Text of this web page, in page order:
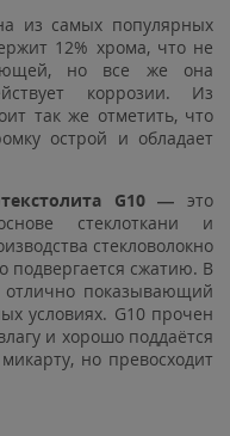
из самых популярных
12% хрома, что не
но все же она
коррозии. Из
так же отметить, что
острой и обладает
G10 — это
стеклоткани и
стекловолокно
подвергается сжатию. В
отлично показывающий
условиях. G10 прочен
и хорошо поддаётся
но превосходит